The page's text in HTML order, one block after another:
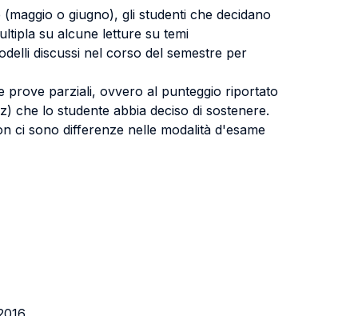
o giugno), gli studenti che decidano
su alcune letture su temi
discussi nel corso del semestre per
prove parziali, ovvero al punteggio riportato
che lo studente abbia deciso di sostenere.
ci sono differenze nelle modalità d'esame